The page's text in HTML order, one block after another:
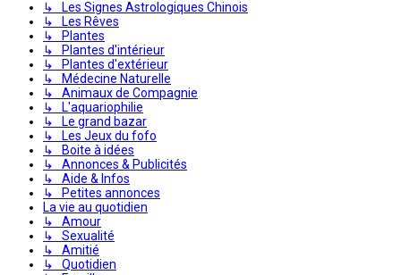
↳ Les Signes Astrologiques Chinois
↳ Les Rêves
↳ Plantes
↳ Plantes d'intérieur
↳ Plantes d'extérieur
↳ Médecine Naturelle
↳ Animaux de Compagnie
↳ L'aquariophilie
↳ Le grand bazar
↳ Les Jeux du fofo
↳ Boite à idées
↳ Annonces & Publicités
↳ Aide & Infos
↳ Petites annonces
La vie au quotidien
↳ Amour
↳ Sexualité
↳ Amitié
↳ Quotidien